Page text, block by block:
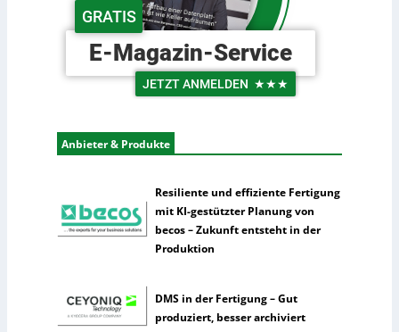
e
r
L
o
s
t
h
e
U
n
r
n
m
e
t
z
GRATIS
E-Magazin-Service
JETZT ANMELDEN ★★★
Anbieter & Produkte
Resiliente und effiziente Fertigung
mit KI-gestützter Planung von
becos – Zukunft entsteht in der
Produktion
DMS in der Fertigung – Gut
produziert, besser archiviert